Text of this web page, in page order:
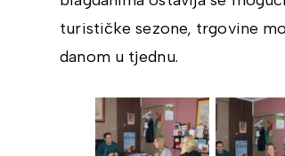
turističke sezone, trgovine
danom u tjednu.